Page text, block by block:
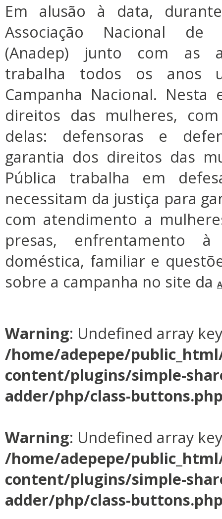
Em alusão à data,
Associação Nacional de
(Anadep) junto com as
trabalha todos os anos
Campanha Nacional.
direitos das mulheres,
delas: defensoras e
garantia dos direitos das
Pública trabalha em
necessitam da justiça para
com atendimento a
presas, enfrentamento à
doméstica, familiar e
sobre a campanha no site da
Warning: Undefined array
/home/adepepe/
content/plugins/simple-
adder/php/class-
Warning: Undefined array
/home/adepepe/
content/plugins/simple-
adder/php/class-